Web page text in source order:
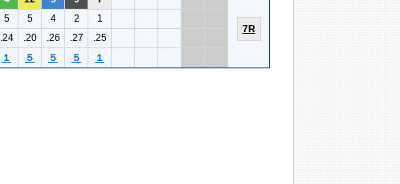
7R
5 5 4 2
1
.24 .20 .26 .27
.25
１ ５ ５ ５ １